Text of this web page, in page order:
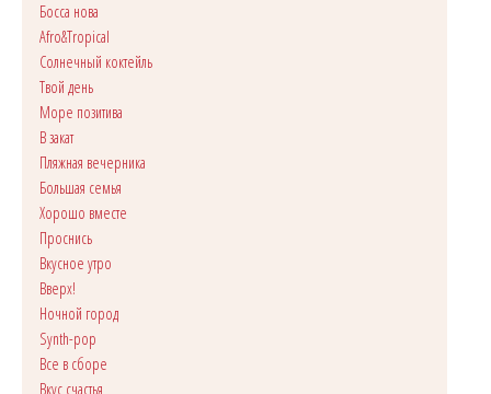
Босса нова
Afro&Tropical
Солнечный коктейль
Твой день
Море позитива
В закат
Пляжная вечерника
Большая семья
Хорошо вместе
Проснись
Вкусное утро
Вверх!
Ночной город
Synth-pop
Все в сборе
Вкус счастья